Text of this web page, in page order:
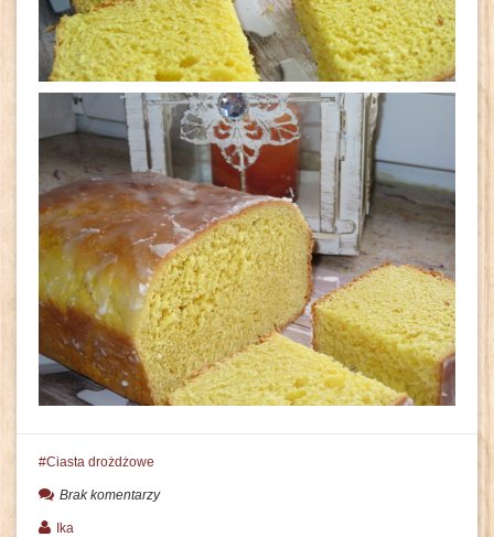
Ciasta drożdżowe
Brak komentarzy
Ika